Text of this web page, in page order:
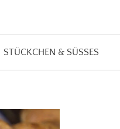
STÜCKCHEN & SÜSSES